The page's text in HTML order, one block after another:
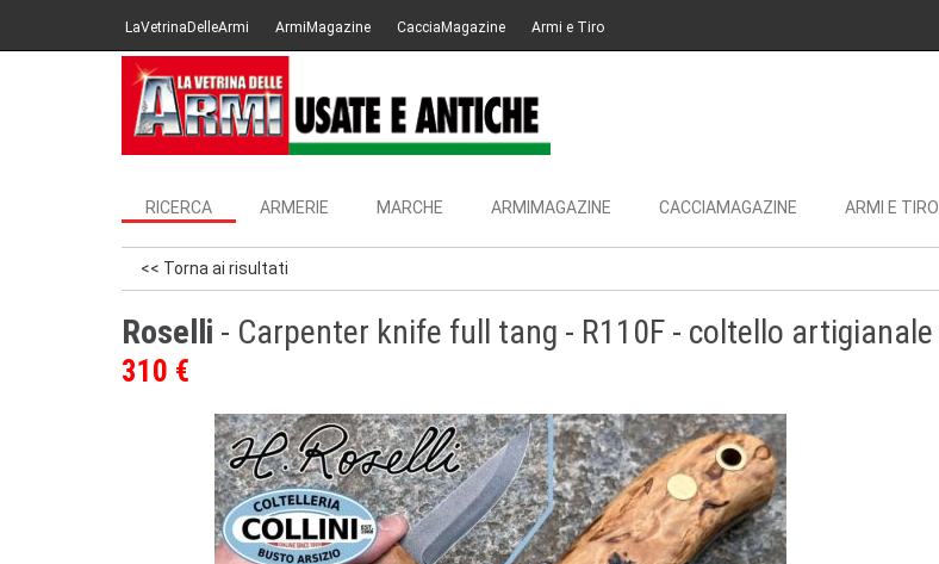
LaVetrinaDelleArmi ArmiMagazine CacciaMagazine Armi e Tiro
RICERCA ARMERIE MARCHE ARMIMAGAZINE CACCIAMAGAZINE ARMI E TIRO
<< Torna ai risultati
Roselli - Carpenter knife full tang - R110F - coltello artigianale
310 €